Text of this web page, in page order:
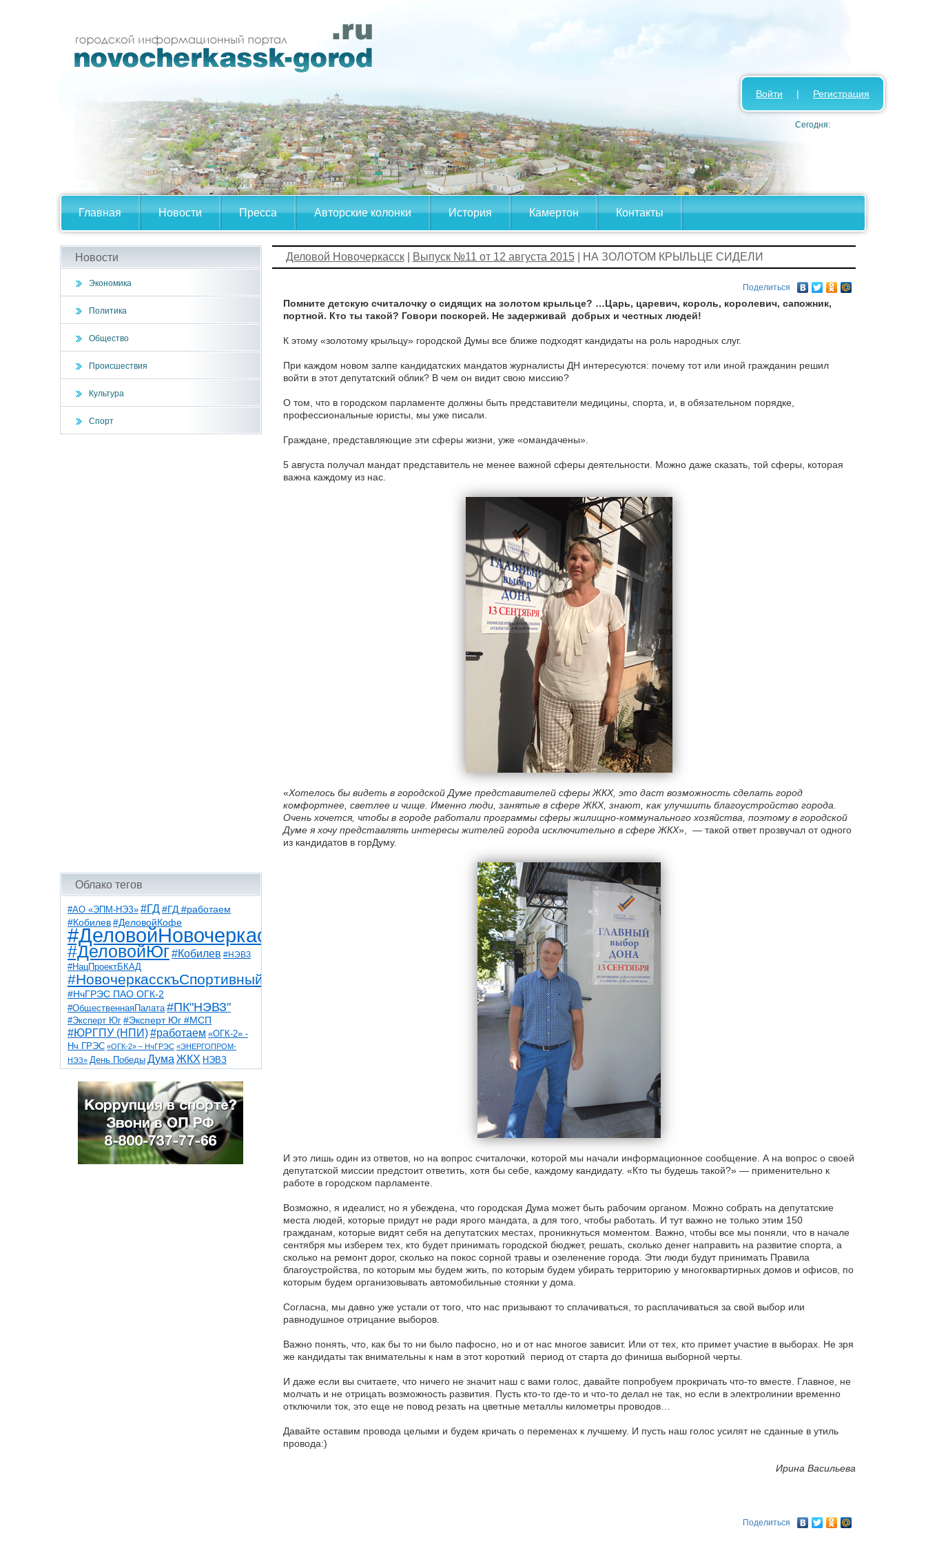
Главная Новости Пресса Авторские колонки История Камертон Контакты
Войти | Регистрация
Сегодня:
Новости
Экономика
Политика
Общество
Происшествия
Культура
Спорт
Облако тегов
#АО «ЭПМ-НЭЗ» #ГД #ГД #работаем
#Кобилев #ДеловойКофе
#ДеловойНовочеркасск
#ДеловойЮг#Кобилев #НЭВЗ
#НацПроектБКАД
#НовочеркасскъСпортивный
#НчГРЭС ПАО ОГК-2
#ОбщественнаяПалата #ПК"НЭВЗ"
#Эксперт Юг #Эксперт Юг #МСП
#ЮРГПУ (НПИ)#работаем «ОГК-2» -
Нч ГРЭС «ОГК-2» – НчГРЭС «ЭНЕРГОПРОМ-
НЭЗ» День Победы Дума ЖКХ НЭВЗ
НчГРЭС ТНТ
благоустройствоветераны выборы
детидороги казаки коррупция космос
общественная палата парк пожар роща
спорт театр транспорт художники
Деловой Новочеркасск| Выпуск №11 от 12 августа 2015| НА ЗОЛОТОМ КРЫЛЬЦЕ СИДЕЛИ
Поделиться
Помните детскую считалочку о сидящих на золотом крыльце? …Царь, царевич, король, королевич, сапожник,
портной. Кто ты такой? Говори поскорей. Не задерживай добрых и честных людей!
К этому «золотому крыльцу» городской Думы все ближе подходят кандидаты на роль народных слуг.
При каждом новом залпе кандидатских мандатов журналисты ДН интересуются: почему тот или иной гражданин решил
войти в этот депутатский облик? В чем он видит свою миссию?
О том, что в городском парламенте должны быть представители медицины, спорта, и, в обязательном порядке,
профессиональные юристы, мы уже писали.
Граждане, представляющие эти сферы жизни, уже «омандачены».
5 августа получал мандат представитель не менее важной сферы деятельности. Можно даже сказать, той сферы, которая
важна каждому из нас.
«Хотелось бы видеть в городской Думе представителей сферы ЖКХ, это даст возможность сделать город
комфортнее, светлее и чище. Именно люди, занятые в сфере ЖКХ, знают, как улучшить благоустройство города.
Очень хочется, чтобы в городе работали программы сферы жилищно-коммунального хозяйства, поэтому в городской
Думе я хочу представлять интересы жителей города исключительно в сфере ЖКХ», — такой ответ прозвучал от одного
из кандидатов в горДуму.
И это лишь один из ответов, но на вопрос считалочки, которой мы начали информационное сообщение. А на вопрос о своей
депутатской миссии предстоит ответить, хотя бы себе, каждому кандидату. «Кто ты будешь такой?» — применительно к
работе в городском парламенте.
Возможно, я идеалист, но я убеждена, что городская Дума может быть рабочим органом. Можно собрать на депутатские
места людей, которые придут не ради ярого мандата, а для того, чтобы работать. И тут важно не только этим 150
гражданам, которые видят себя на депутатских местах, проникнуться моментом. Важно, чтобы все мы поняли, что в начале
сентября мы изберем тех, кто будет принимать городской бюджет, решать, сколько денег направить на развитие спорта, а
сколько на ремонт дорог, сколько на покос сорной травы и озеленение города. Эти люди будут принимать Правила
благоустройства, по которым мы будем жить, по которым будем убирать территорию у многоквартирных домов и офисов, по
которым будем организовывать автомобильные стоянки у дома.
Согласна, мы давно уже устали от того, что нас призывают то сплачиваться, то расплачиваться за свой выбор или
равнодушное отрицание выборов.
Важно понять, что, как бы то ни было пафосно, но и от нас многое зависит. Или от тех, кто примет участие в выборах. Не зря
же кандидаты так внимательны к нам в этот короткий период от старта до финиша выборной черты.
И даже если вы считаете, что ничего не значит наш с вами голос, давайте попробуем прокричать что-то вместе. Главное, не
молчать и не отрицать возможность развития. Пусть кто-то где-то и что-то делал не так, но если в электролинии временно
отключили ток, это еще не повод резать на цветные металлы километры проводов…
Давайте оставим провода целыми и будем кричать о переменах к лучшему. И пусть наш голос усилят не сданные в утиль
провода:)
Ирина Васильева
Поделиться